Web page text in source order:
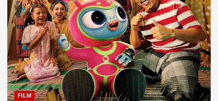
FILM